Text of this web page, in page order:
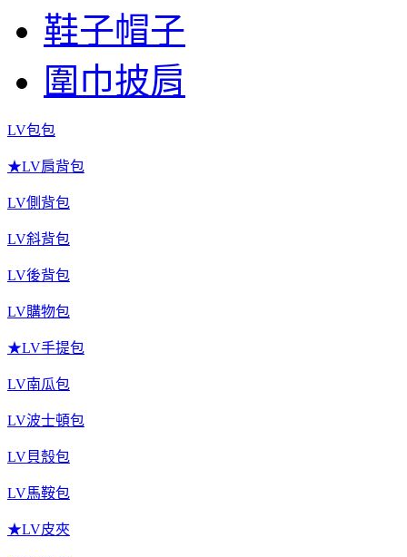
鞋子帽子
圍巾披肩
LV包包
★LV肩背包
LV側背包
LV斜背包
LV後背包
LV購物包
★LV手提包
LV南瓜包
LV波士頓包
LV貝殼包
LV馬鞍包
★LV皮夾